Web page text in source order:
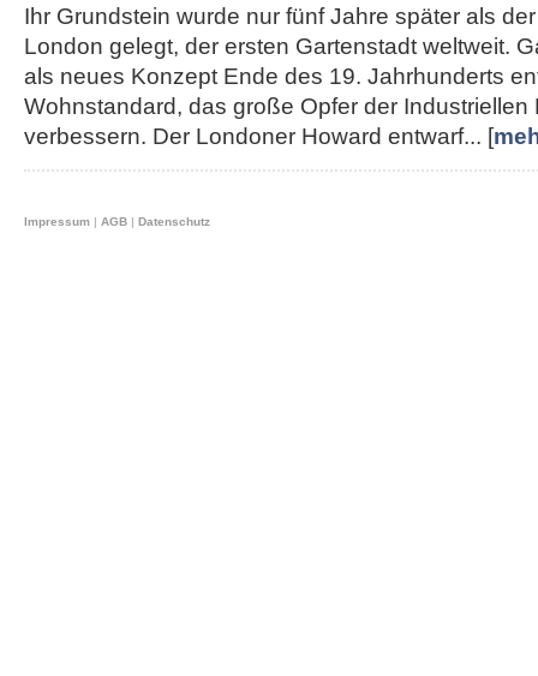
Ihr Grundstein wurde nur fünf Jahre später als
London gelegt, der ersten Gartenstadt weltweit.
als neues Konzept Ende des 19. Jahrhunderts
Wohnstandard, das große Opfer der Industriellen
verbessern. Der Londoner Howard entwarf... [
Impressum | AGB | Datenschutz